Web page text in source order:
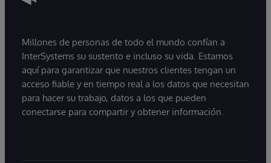
Millones de personas de todo el mundo confían a
InterSystems su sustento e incluso su vida. Estamos
aquí para garantizar que nuestros clientes tengan un
acceso fiable y en tiempo real a los datos que necesitan
para hacer su trabajo, datos a los que pueden
conectarse para compartir y obtener información.